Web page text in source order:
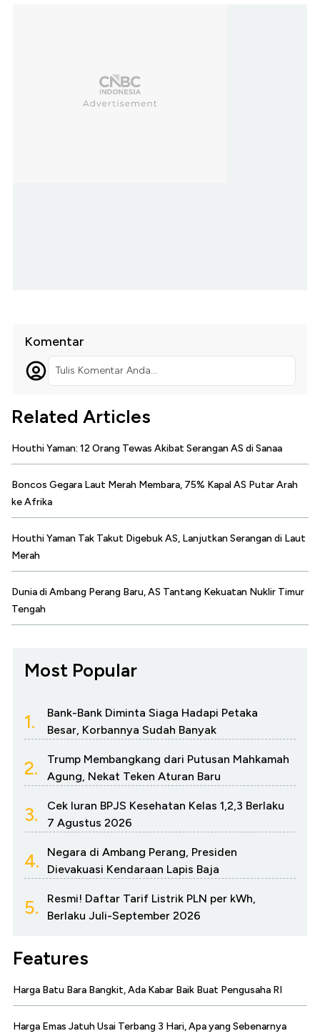
Komentar
Tulis Komentar Anda...
Related Articles
Houthi Yaman: 12 Orang Tewas Akibat Serangan AS di Sanaa
Boncos Gegara Laut Merah Membara, 75% Kapal AS Putar Arah
ke Afrika
Houthi Yaman Tak Takut Digebuk AS, Lanjutkan Serangan di Laut
Merah
Dunia di Ambang Perang Baru, AS Tantang Kekuatan Nuklir Timur
Tengah
Most Popular
1.
Bank-Bank Diminta Siaga Hadapi Petaka
Besar, Korbannya Sudah Banyak
2.
Trump Membangkang dari Putusan Mahkamah
Agung, Nekat Teken Aturan Baru
3.
Cek Iuran BPJS Kesehatan Kelas 1,2,3 Berlaku
7 Agustus 2026
4.
Negara di Ambang Perang, Presiden
Dievakuasi Kendaraan Lapis Baja
5.
Resmi! Daftar Tarif Listrik PLN per kWh,
Berlaku Juli-September 2026
Features
Harga Batu Bara Bangkit, Ada Kabar Baik Buat Pengusaha RI
Harga Emas Jatuh Usai Terbang 3 Hari, Apa yang Sebenarnya